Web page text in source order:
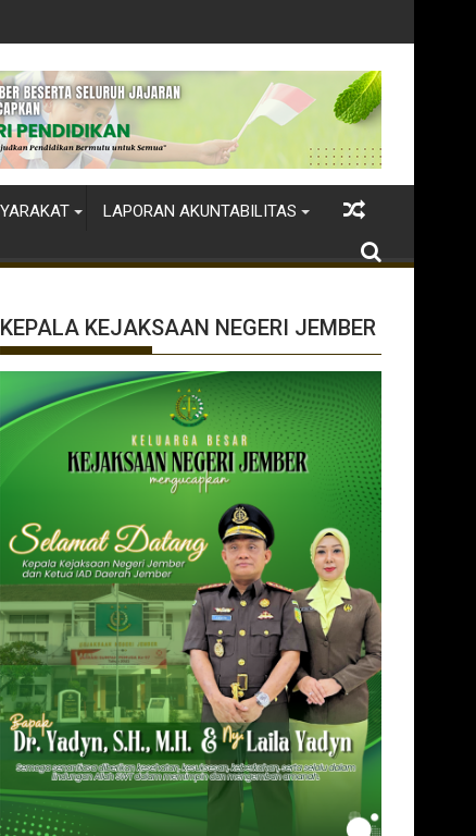
LAPORAN AKUNTABILITAS
KEPALA KEJAKSAAN NEGERI JEMBER